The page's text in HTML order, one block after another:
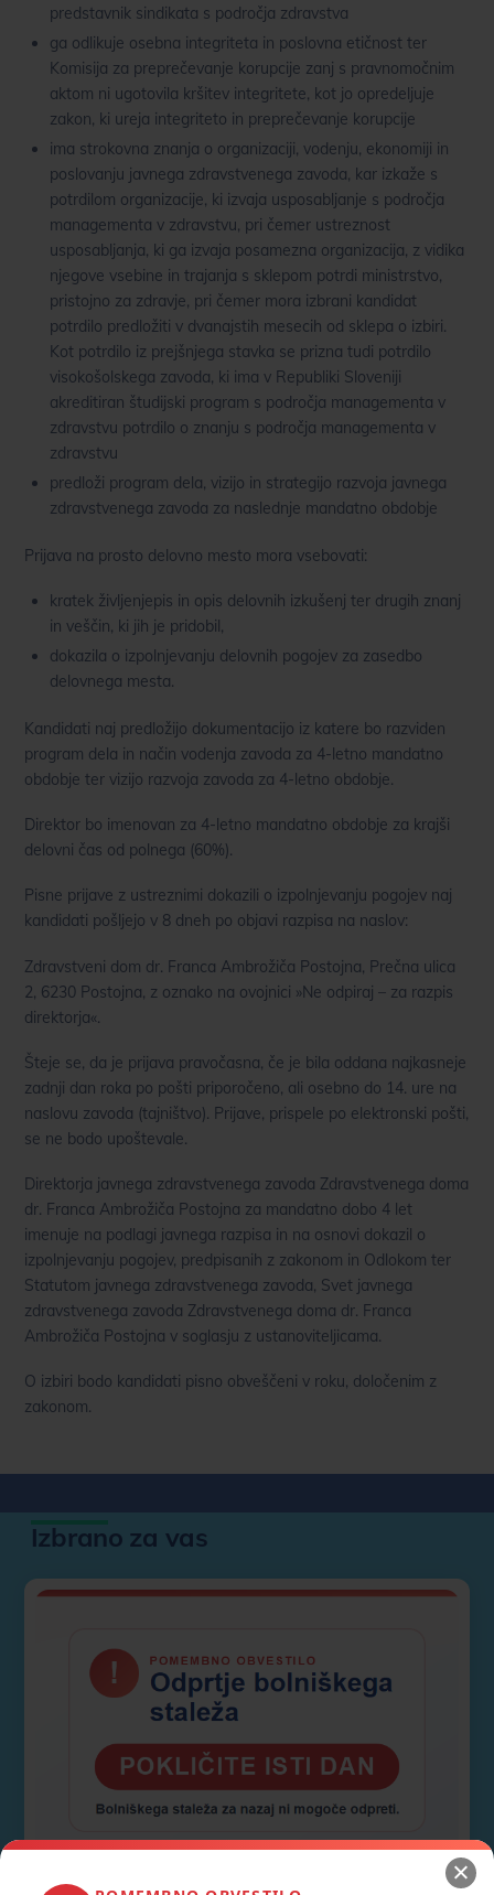
predstavnik sindikata s področja zdravstva
ga odlikuje osebna integriteta in poslovna etičnost ter
Komisija za preprečevanje korupcije zanj s pravnomočnim
aktom ni ugotovila kršitev integritete, kot jo opredeljuje
zakon, ki ureja integriteto in preprečevanje korupcije
ima strokovna znanja o organizaciji, vodenju, ekonomiji in
poslovanju javnega zdravstvenega zavoda, kar izkaže s
potrdilom organizacije, ki izvaja usposabljanje s področja
managementa v zdravstvu, pri čemer ustreznost
usposabljanja, ki ga izvaja posamezna organizacija, z vidika
njegove vsebine in trajanja s sklepom potrdi ministrstvo,
pristojno za zdravje, pri čemer mora izbrani kandidat
potrdilo predložiti v dvanajstih mesecih od sklepa o izbiri.
Kot potrdilo iz prejšnjega stavka se prizna tudi potrdilo
visokošolskega zavoda, ki ima v Republiki Sloveniji
akreditiran študijski program s področja managementa v
zdravstvu potrdilo o znanju s področja managementa v
zdravstvu
predloži program dela, vizijo in strategijo razvoja javnega
zdravstvenega zavoda za naslednje mandatno obdobje
Prijava na prosto delovno mesto mora vsebovati:
kratek življenjepis in opis delovnih izkušenj ter drugih znanj
in veščin, ki jih je pridobil,
dokazila o izpolnjevanju delovnih pogojev za zasedbo
delovnega mesta.
Kandidati naj predložijo dokumentacijo iz katere bo razviden
program dela in način vodenja zavoda za 4-letno mandatno
obdobje ter vizijo razvoja zavoda za 4-letno obdobje.
Direktor bo imenovan za 4-letno mandatno obdobje za krajši
delovni čas od polnega (60%).
Pisne prijave z ustreznimi dokazili o izpolnjevanju pogojev naj
kandidati pošljejo v 8 dneh po objavi razpisa na naslov:
Zdravstveni dom dr. Franca Ambrožiča Postojna, Prečna ulica
2, 6230 Postojna, z oznako na ovojnici »Ne odpiraj – za razpis
direktorja«.
Šteje se, da je prijava pravočasna, če je bila oddana najkasneje
zadnji dan roka po pošti priporočeno, ali osebno do 14. ure na
naslovu zavoda (tajništvo). Prijave, prispele po elektronski pošti,
se ne bodo upoštevale.
Direktorja javnega zdravstvenega zavoda Zdravstvenega doma
dr. Franca Ambrožiča Postojna za mandatno dobo 4 let
imenuje na podlagi javnega razpisa in na osnovi dokazil o
izpolnjevanju pogojev, predpisanih z zakonom in Odlokom ter
Statutom javnega zdravstvenega zavoda, Svet javnega
zdravstvenega zavoda Zdravstvenega doma dr. Franca
Ambrožiča Postojna v soglasju z ustanoviteljicama.
O izbiri bodo kandidati pisno obveščeni v roku, določenim z
zakonom.
Izbrano za vas